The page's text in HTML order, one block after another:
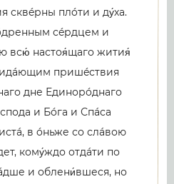
сквéрны плóти и ду́ха.
сéрдцем и
всю́ настоя́щаго жития́
пришéствия
дне Единорóднаго
и Бóга и Спáса
в óньже со слáвою
кому́ждо отдáти по
и облени́вшеся, но